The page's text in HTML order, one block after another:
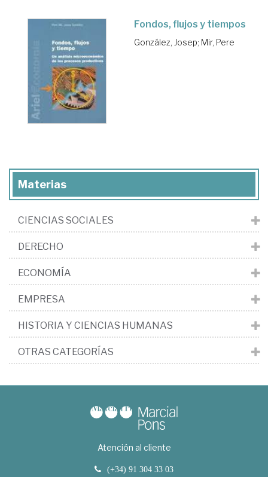
Fondos, flujos y tiempos
González, Josep; Mir, Pere
Materias
CIENCIAS SOCIALES
DERECHO
ECONOMÍA
EMPRESA
HISTORIA Y CIENCIAS HUMANAS
OTRAS CATEGORÍAS
Atención al cliente
(+34) 91 304 33 03